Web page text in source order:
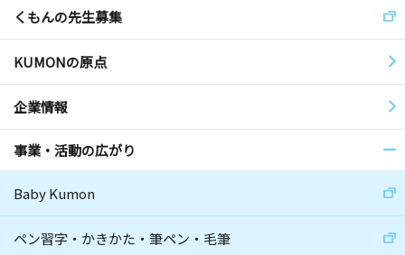
くもんの先生募集
KUMONの原点
企業情報
事業・活動の広がり
Baby Kumon
ペン習字・かきかた・筆ペン・毛筆